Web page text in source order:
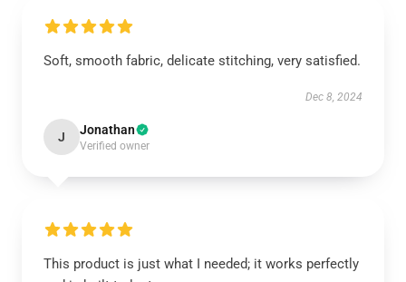
Soft, smooth fabric, delicate stitching, very satisfied.
Dec 8, 2024
J Jonathan
Verified owner
This product is just what I needed; it works perfectly